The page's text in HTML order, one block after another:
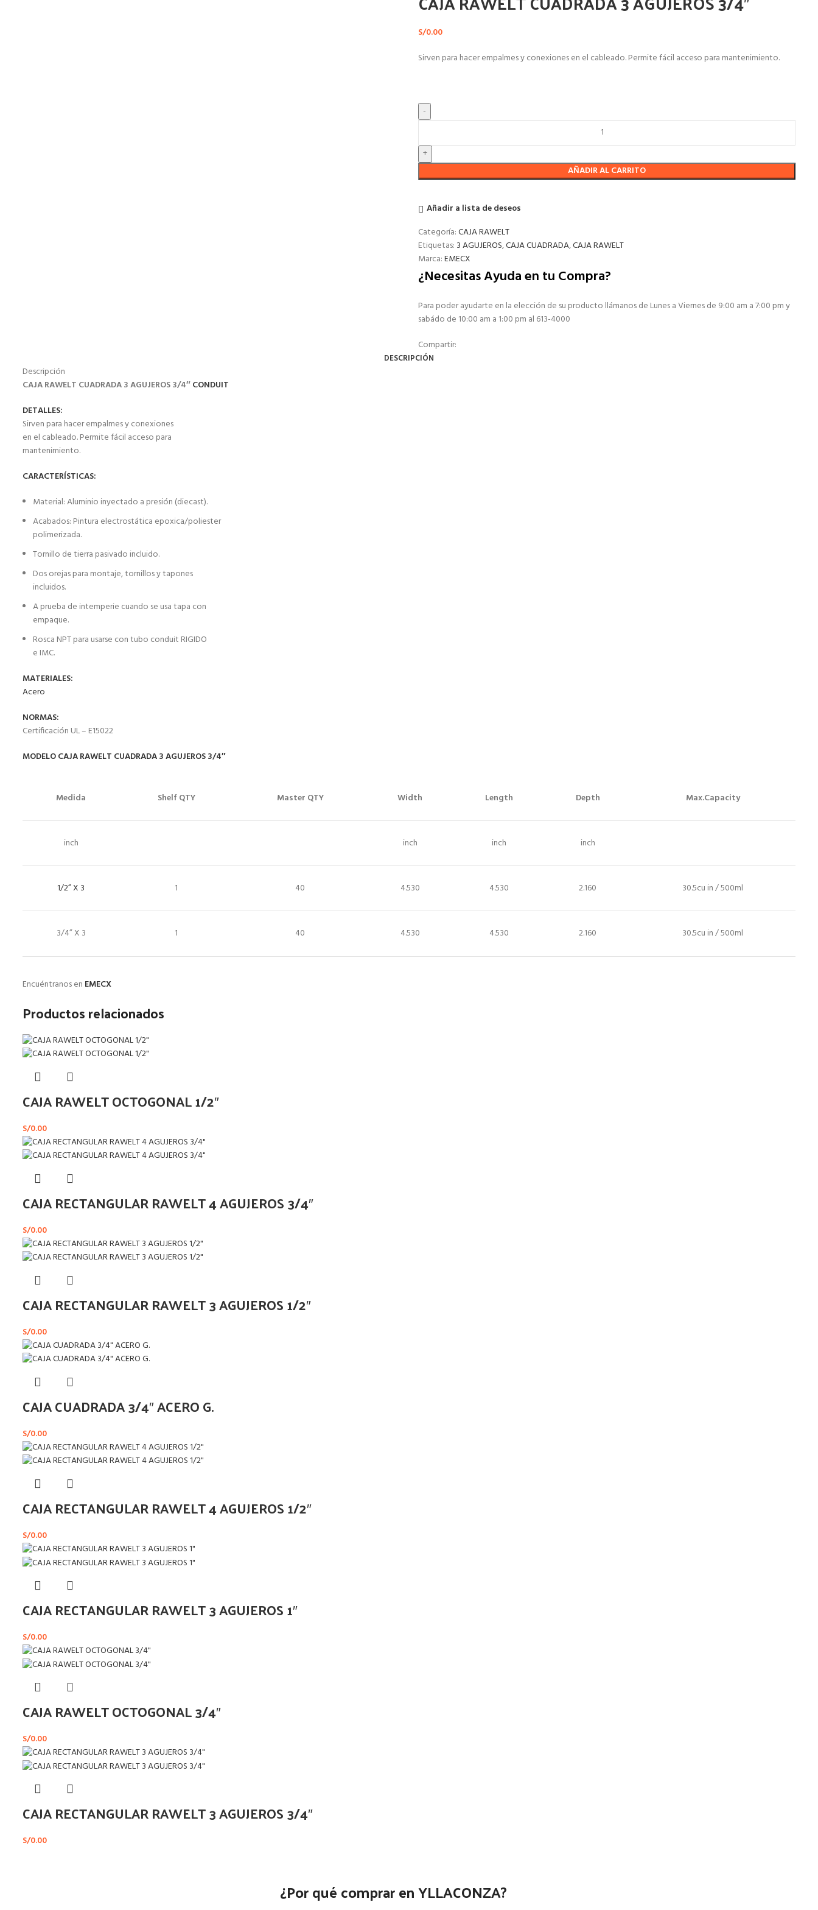
S/0.00
Sirven para hacer empalmes y conexiones en el cableado. Permite fácil acceso para mantenimiento.
AÑADIR AL CARRITO
Añadir a lista de deseos
Categoría:CAJA RAWELT
Etiquetas: 3 AGUJEROS,CAJA CUADRADA,CAJA RAWELT
Marca:EMECX
¿Necesitas Ayuda en tu Compra?
Para poder ayudarte en la elección de su producto llámanos de Lunes a Viernes de 9:00 am a 7:00 pm y
sabádo de 10:00 am a 1:00 pm al 613-4000
Compartir:
DESCRIPCIÓN
Descripción
CAJA RAWELT CUADRADA 3 AGUJEROS 3/4″CONDUIT
DETALLES:
Sirven para hacer empalmes y conexiones
en el cableado. Permite fácil acceso para
mantenimiento.
CARACTERÍSTICAS:
Material: Aluminio inyectado a presión (diecast).
Acabados: Pintura electrostática epoxica/poliester
polimerizada.
Tornillo de tierra pasivado incluido.
Dos orejas para montaje, tornillos y tapones
incluidos.
A prueba de intemperie cuando se usa tapa con
empaque.
Rosca NPT para usarse con tubo conduit RIGIDO
e IMC.
MATERIALES:
Acero
NORMAS:
Certificación UL – E15022
MODELO CAJA RAWELT CUADRADA 3 AGUJEROS 3/4″
Medida Shelf QTY Master QTY Width Length Depth Max.Capacity
inch inch inch inch
1/2” X 3 1 40 4.530 4.530 2.160 30.5cu in / 500ml
3/4” X 3 1 40 4.530 4.530 2.160 30.5cu in / 500ml
Encuéntranos en EMECX
Productos relacionados
CAJA RAWELT OCTOGONAL 1/2″
S/0.00
CAJA RECTANGULAR RAWELT 4 AGUJEROS 3/4″
S/0.00
CAJA RECTANGULAR RAWELT 3 AGUJEROS 1/2″
S/0.00
CAJA CUADRADA 3/4″ ACERO G.
S/0.00
CAJA RECTANGULAR RAWELT 4 AGUJEROS 1/2″
S/0.00
CAJA RECTANGULAR RAWELT 3 AGUJEROS 1″
S/0.00
CAJA RAWELT OCTOGONAL 3/4″
S/0.00
CAJA RECTANGULAR RAWELT 3 AGUJEROS 3/4″
S/0.00
¿Por qué comprar en YLLACONZA?